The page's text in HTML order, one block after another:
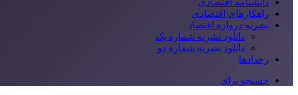
دانشنامه اقتصادی
راهکارهای اقتصادی
نشریه دروازه اقتصاد
دانلود نشریه شماره یک
دانلود نشریه شماره دو
رخدادها
جستجو برای